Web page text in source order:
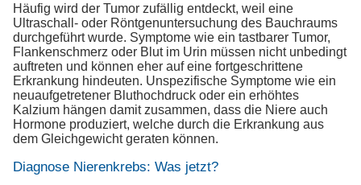
Häufig wird der Tumor zufällig entdeckt, weil eine
Ultraschall- oder Röntgenuntersuchung des Bauchraums
durchgeführt wurde. Symptome wie ein tastbarer Tumor,
Flankenschmerz oder Blut im Urin müssen nicht unbedingt
auftreten und können eher auf eine fortgeschrittene
Erkrankung hindeuten. Unspezifische Symptome wie ein
neuaufgetretener Bluthochdruck oder ein erhöhtes
Kalzium hängen damit zusammen, dass die Niere auch
Hormone produziert, welche durch die Erkrankung aus
dem Gleichgewicht geraten können.
Diagnose Nierenkrebs: Was jetzt?